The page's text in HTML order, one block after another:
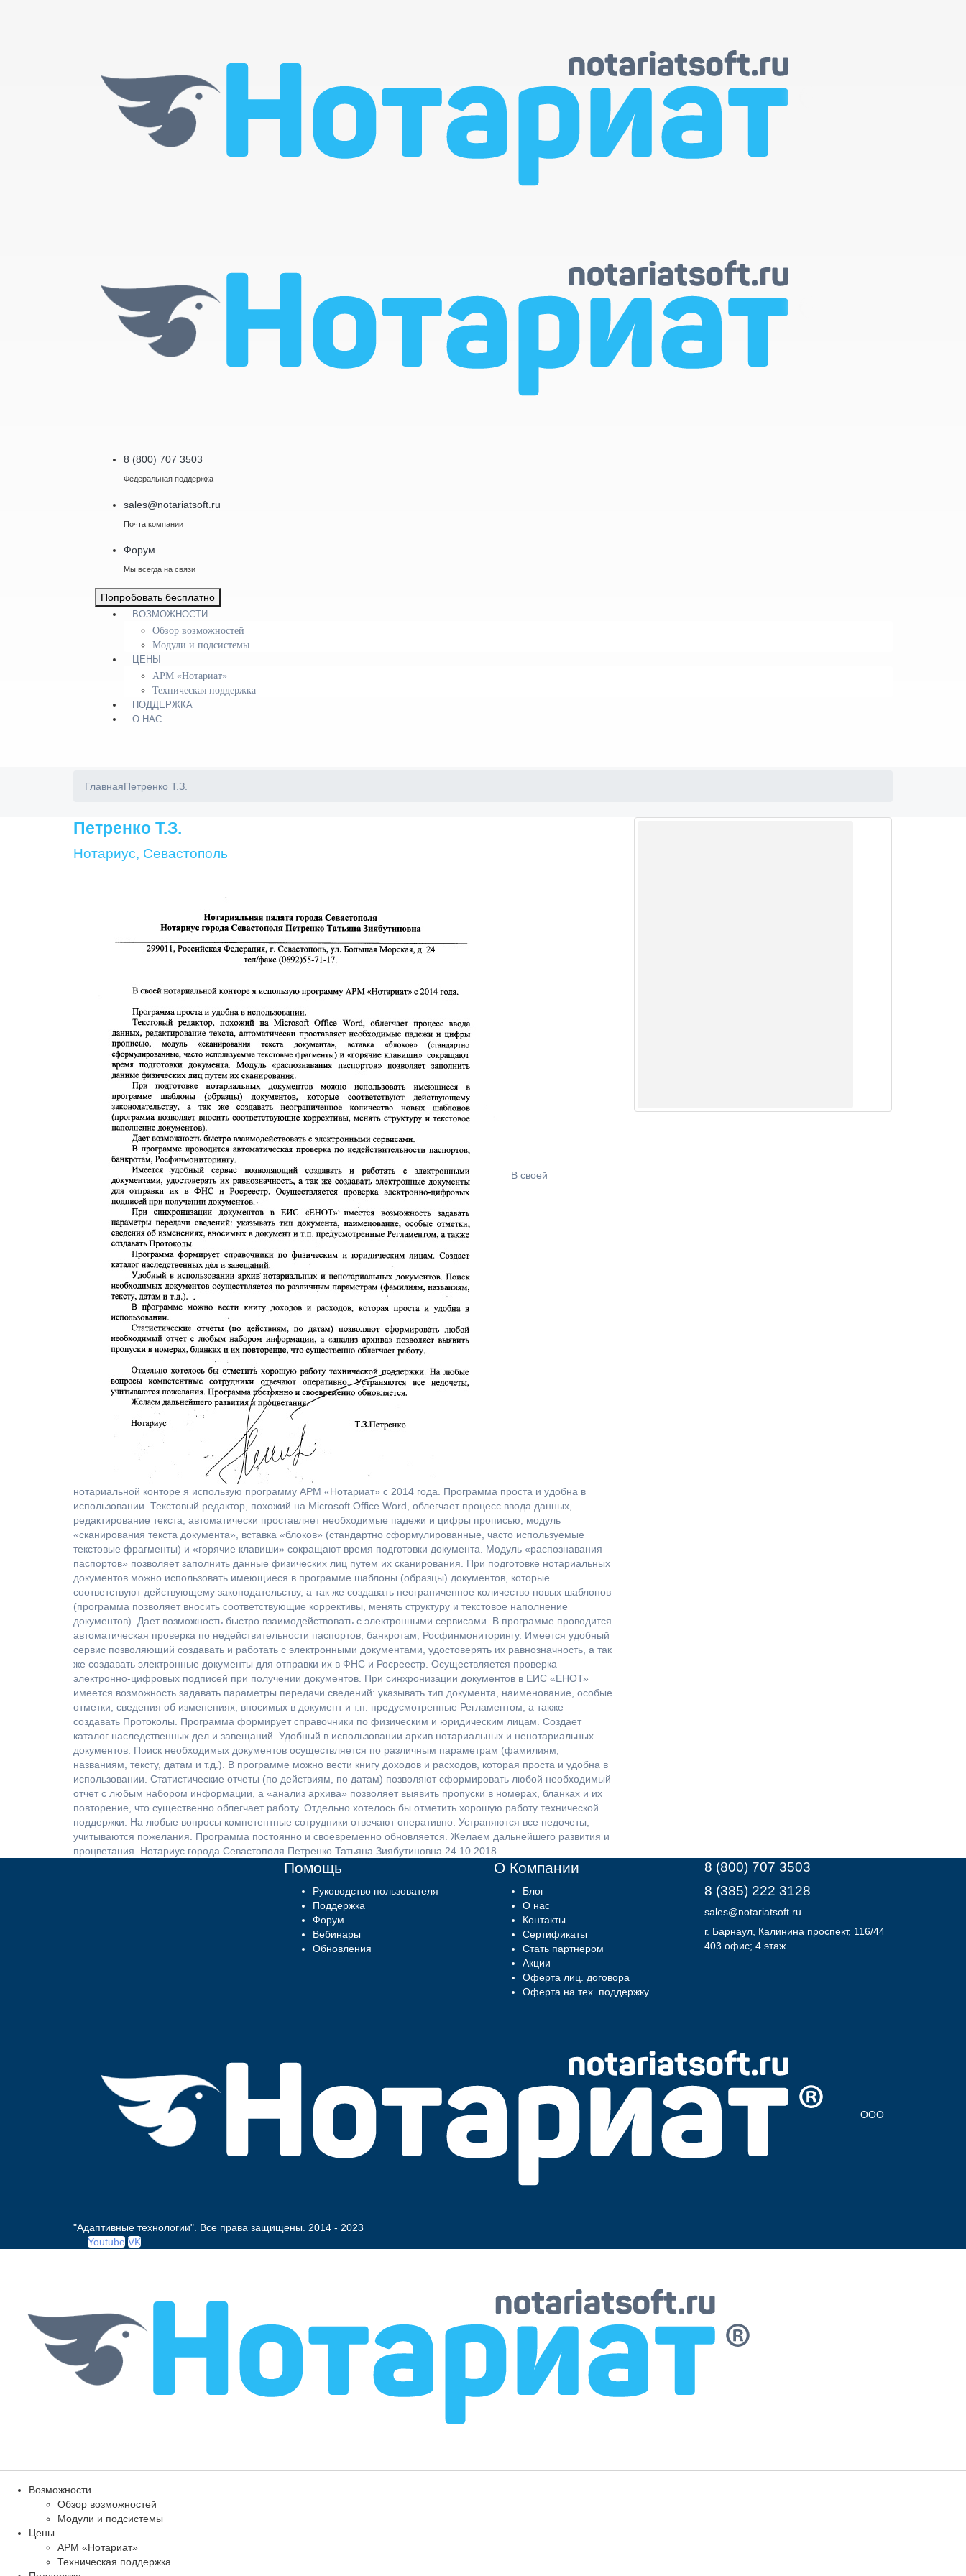
8 (800) 707 3503
Федеральная поддержка
sales@notariatsoft.ru
Почта компании
Форум
Мы всегда на связи
Попробовать бесплатно
ВОЗМОЖНОСТИ
Обзор возможностей
Модули и подсистемы
ЦЕНЫ
АРМ «Нотариат»
Техническая поддержка
ПОДДЕРЖКА
О НАС
ГлавнаяПетренко Т.З.
Петренко Т.З.
Нотариус, Севастополь
В своей
нотариальной конторе я использую программу АРМ «Нотариат» с 2014 года. Программа проста и удобна в
использовании. Текстовый редактор, похожий на Microsoft Office Word, облегчает процесс ввода данных,
редактирование текста, автоматически проставляет необходимые падежи и цифры прописью, модуль
«сканирования текста документа», вставка «блоков» (стандартно сформулированные, часто используемые
текстовые фрагменты) и «горячие клавиши» сокращают время подготовки документа. Модуль «распознавания
паспортов» позволяет заполнить данные физических лиц путем их сканирования. При подготовке нотариальных
документов можно использовать имеющиеся в программе шаблоны (образцы) документов, которые
соответствуют действующему законодательству, а так же создавать неограниченное количество новых шаблонов
(программа позволяет вносить соответствующие коррективы, менять структуру и текстовое наполнение
документов). Дает возможность быстро взаимодействовать с электронными сервисами. В программе проводится
автоматическая проверка по недействительности паспортов, банкротам, Росфинмониторингу. Имеется удобный
сервис позволяющий создавать и работать с электронными документами, удостоверять их равнозначность, а так
же создавать электронные документы для отправки их в ФНС и Росреестр. Осуществляется проверка
электронно-цифровых подписей при получении документов. При синхронизации документов в ЕИС «ЕНОТ»
имеется возможность задавать параметры передачи сведений: указывать тип документа, наименование, особые
отметки, сведения об изменениях, вносимых в документ и т.п. предусмотренные Регламентом, а также
создавать Протоколы. Программа формирует справочники по физическим и юридическим лицам. Создает
каталог наследственных дел и завещаний. Удобный в использовании архив нотариальных и ненотариальных
документов. Поиск необходимых документов осуществляется по различным параметрам (фамилиям,
названиям, тексту, датам и т.д.). В программе можно вести книгу доходов и расходов, которая проста и удобна в
использовании. Статистические отчеты (по действиям, по датам) позволяют сформировать любой необходимый
отчет с любым набором информации, а «анализ архива» позволяет выявить пропуски в номерах, бланках и их
повторение, что существенно облегчает работу. Отдельно хотелось бы отметить хорошую работу технической
поддержки. На любые вопросы компетентные сотрудники отвечают оперативно. Устраняются все недочеты,
учитываются пожелания. Программа постоянно и своевременно обновляется. Желаем дальнейшего развития и
процветания. Нотариус города Севастополя Петренко Татьяна Зиябутиновна 24.10.2018
Помощь
Руководство пользователя
Поддержка
Форум
Вебинары
Обновления
О Компании
Блог
О нас
Контакты
Сертификаты
Стать партнером
Акции
Оферта лиц. договора
Оферта на тех. поддержку
8 (800) 707 3503
8 (385) 222 3128
sales@notariatsoft.ru
г. Барнаул, Калинина проспект, 116/44
403 офис; 4 этаж
ООО
"Адаптивные технологии". Все права защищены. 2014 - 2023
Youtube VK
Возможности
Обзор возможностей
Модули и подсистемы
Цены
АРМ «Нотариат»
Техническая поддержка